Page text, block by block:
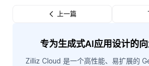
上一篇
专为生成式AI应用设计的
Zilliz Cloud 是一个高性能、易扩展的